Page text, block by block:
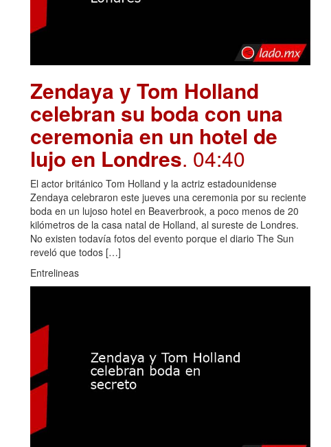
Zendaya y Tom Holland
celebran su boda con una
ceremonia en un hotel de
lujo en Londres. 04:40
El actor británico Tom Holland y la actriz estadounidense
Zendaya celebraron este jueves una ceremonia por su reciente
boda en un lujoso hotel en Beaverbrook, a poco menos de 20
kilómetros de la casa natal de Holland, al sureste de Londres.
No existen todavía fotos del evento porque el diario The Sun
reveló que todos […]
Entrelineas